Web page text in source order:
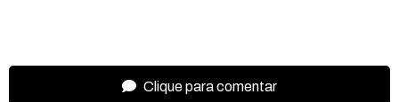
Clique para comentar